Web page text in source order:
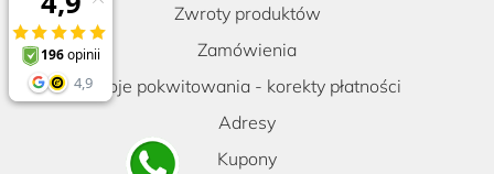
Zwroty produktów
Zamówienia
Moje pokwitowania - korekty płatności
Adresy
Kupony